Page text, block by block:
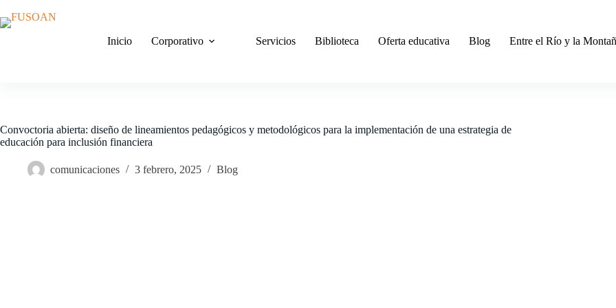
al
contenido
Inicio
Corporativo Servicios Biblioteca Oferta educativa Blog Entre el Río y la
Convoctoria abierta: diseño de lineamientos pedagógicos y metodológicos para la implementación de una estrategia de
educación para inclusión financiera
comunicaciones 3 febrero, 2025 Blog